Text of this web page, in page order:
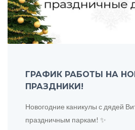
ГРАФИК РАБОТЫ НА
ПРАЗДНИКИ!
Новогодние каникулы с дядей
праздничным паркам! ✨